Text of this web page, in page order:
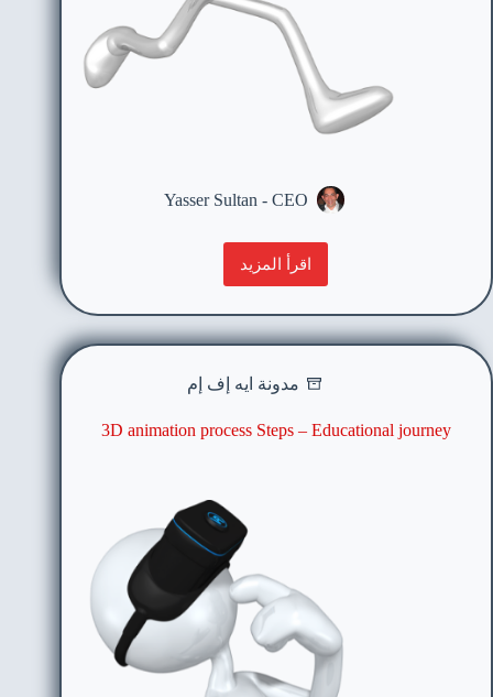
Yasser Sultan - CEO
اقرأ المزيد
مدونة ايه إف إم
3D animation process Steps – Educational journey